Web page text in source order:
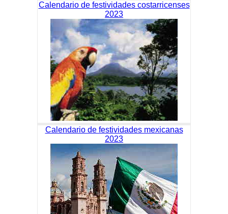
Calendario de festividades costarricenses
2023
Calendario de festividades mexicanas
2023